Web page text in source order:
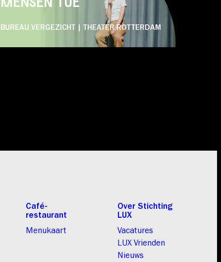
BUREAU VERGEZICHT | THEATER ROTTERDAM
Café-
restaurant
Menukaart
Over Stichting
LUX
Vacatures
LUX Vrienden
Nieuws